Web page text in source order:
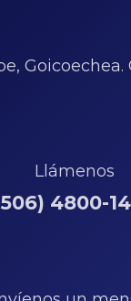
Goicoechea.
Llámenos
4800-